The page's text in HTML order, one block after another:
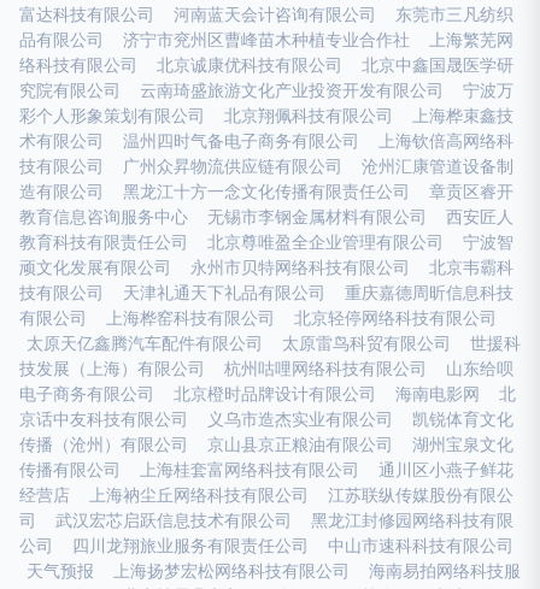
富达科技有限公司
河南蓝天会计咨询有限公司
东莞市三凡纺织
品有限公司
济宁市兖州区曹峰苗木种植专业合作社
上海繁芜网
络科技有限公司
北京诚康优科技有限公司
北京中鑫国晟医学研
究院有限公司
云南琦盛旅游文化产业投资开发有限公司
宁波万
彩个人形象策划有限公司
北京翔佩科技有限公司
上海桦束鑫技
术有限公司
温州四时气备电子商务有限公司
上海钦倍高网络科
技有限公司
广州众昇物流供应链有限公司
沧州汇康管道设备制
造有限公司
黑龙江十方一念文化传播有限责任公司
章贡区睿开
教育信息咨询服务中心
无锡市李钢金属材料有限公司
西安匠人
教育科技有限责任公司
北京尊唯盈全企业管理有限公司
宁波智
顽文化发展有限公司
永州市贝特网络科技有限公司
北京韦霸科
技有限公司
天津礼通天下礼品有限公司
重庆嘉德周昕信息科技
有限公司
上海桦窑科技有限公司
北京轻停网络科技有限公司
太原天亿鑫腾汽车配件有限公司
太原雷鸟科贸有限公司
世援科
技发展（上海）有限公司
杭州咕哩网络科技有限公司
山东给呗
电子商务有限公司
北京橙时品牌设计有限公司 海南电影网
北
京话中友科技有限公司
义乌市造杰实业有限公司
凯锐体育文化
传播（沧州）有限公司
京山县京正粮油有限公司
湖州宝泉文化
传播有限公司
上海桂套富网络科技有限公司
通川区小燕子鲜花
经营店
上海衲尘丘网络科技有限公司
江苏联纵传媒股份有限公
司
武汉宏芯启跃信息技术有限公司
黑龙江封修园网络科技有限
公司
四川龙翔旅业服务有限责任公司
中山市速科科技有限公司
天气预报
上海扬梦宏松网络科技有限公司
海南易拍网络科技服